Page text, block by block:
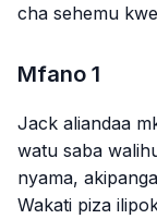
cha sehemu
Mfano 1
Jack aliandaa
watu saba
nyama,
Wakati piza